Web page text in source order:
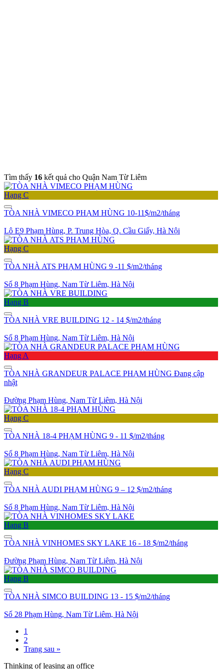
Tìm thấy 16 kết quả cho Quận Nam Từ Liêm
Hạng C
TÒA NHÀ VIMECO PHẠM HÙNG 10-11$/m2/tháng
Lô E9 Phạm Hùng, P. Trung Hòa, Q. Cầu Giấy, Hà Nội
Hạng C
TÒA NHÀ ATS PHẠM HÙNG 9 -11 $/m2/tháng
Số 8 Phạm Hùng, Nam Từ Liêm, Hà Nội
Hạng B
TÒA NHÀ VRE BUILDING 12 - 14 $/m2/tháng
Số 8 Phạm Hùng, Nam Từ Liêm, Hà Nội
Hạng A
TÒA NHÀ GRANDEUR PALACE PHẠM HÙNG Đang cập
nhật
Đường Phạm Hùng, Nam Từ Liêm, Hà Nội
Hạng C
TÒA NHÀ 18-4 PHẠM HÙNG 9 - 11 $/m2/tháng
Số 8 Phạm Hùng, Nam Từ Liêm, Hà Nội
Hạng C
TÒA NHÀ AUDI PHẠM HÙNG 9 – 12 $/m2/tháng
Số 8 Phạm Hùng, Nam Từ Liêm, Hà Nội
Hạng B
TÒA NHÀ VINHOMES SKY LAKE 16 - 18 $/m2/tháng
Đường Phạm Hùng, Nam Từ Liêm, Hà Nội
Hạng B
TÒA NHÀ SIMCO BUILDING 13 - 15 $/m2/tháng
Số 28 Phạm Hùng, Nam Từ Liêm, Hà Nội
1
2
Trang sau »
Thinking of leasing an office